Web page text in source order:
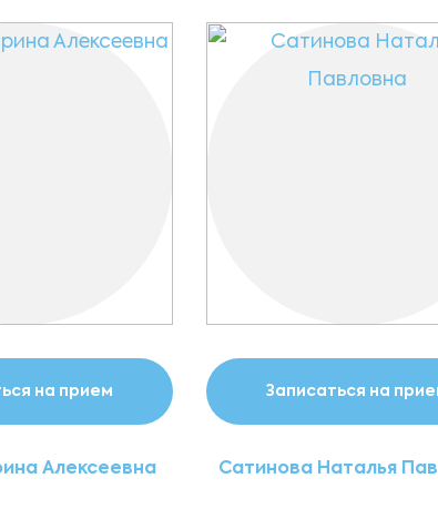
на прием
Алексеевна
Записаться на
Сатинова Наталья